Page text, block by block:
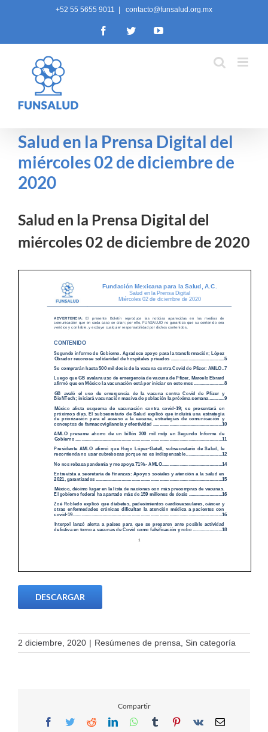
+52 55 5655 9011 contacto@funsalud.org.mx
FacebookTwitterYouTube
Salud en la Prensa Digital del
miércoles 02 de diciembre de
2020
Salud en la Prensa Digital del
miércoles 02 de diciembre de 2020
DESCARGAR
2 diciembre, 2020 | Resúmenes de prensa, Sin categoría
Compartir
Facebook
TwitterRedditLinkedInWhatsApp
TumblrPinterest
Vk Email